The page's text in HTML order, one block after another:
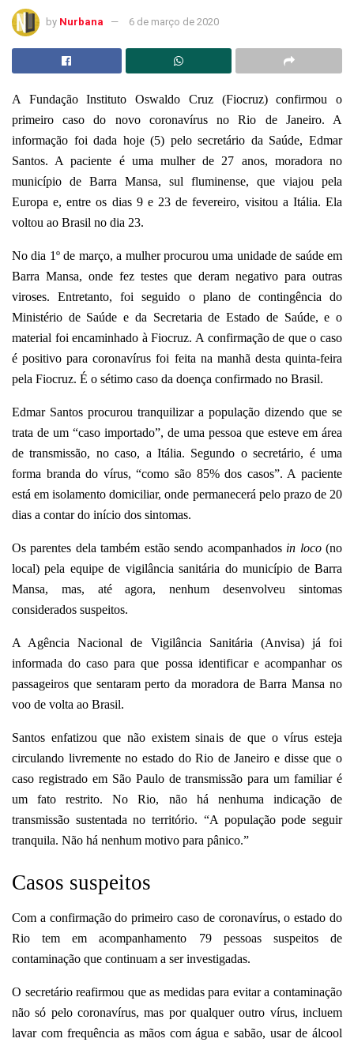
by Nurbana 6 de março de 2020
A Fundação Instituto Oswaldo Cruz (Fiocruz) confirmou o
primeiro caso do novo coronavírus no Rio de Janeiro. A
informação foi dada hoje (5) pelo secretário da Saúde, Edmar
Santos. A paciente é uma mulher de 27 anos, moradora no
município de Barra Mansa, sul fluminense, que viajou pela
Europa e, entre os dias 9 e 23 de fevereiro, visitou a Itália. Ela
voltou ao Brasil no dia 23.
No dia 1º de março, a mulher procurou uma unidade de saúde em
Barra Mansa, onde fez testes que deram negativo para outras
viroses. Entretanto, foi seguido o plano de contingência do
Ministério de Saúde e da Secretaria de Estado de Saúde, e o
material foi encaminhado à Fiocruz. A confirmação de que o caso
é positivo para coronavírus foi feita na manhã desta quinta-feira
pela Fiocruz. É o sétimo caso da doença confirmado no Brasil.
Edmar Santos procurou tranquilizar a população dizendo que se
trata de um “caso importado”, de uma pessoa que esteve em área
de transmissão, no caso, a Itália. Segundo o secretário, é uma
forma branda do vírus, “como são 85% dos casos”. A paciente
está em isolamento domiciliar, onde permanecerá pelo prazo de 20
dias a contar do início dos sintomas.
Os parentes dela também estão sendo acompanhados in loco(no
local) pela equipe de vigilância sanitária do município de Barra
Mansa, mas, até agora, nenhum desenvolveu sintomas
considerados suspeitos.
A Agência Nacional de Vigilância Sanitária (Anvisa) já foi
informada do caso para que possa identificar e acompanhar os
passageiros que sentaram perto da moradora de Barra Mansa no
voo de volta ao Brasil.
Santos enfatizou que não existem sinais de que o vírus esteja
circulando livremente no estado do Rio de Janeiro e disse que o
caso registrado em São Paulo de transmissão para um familiar é
um fato restrito. No Rio, não há nenhuma indicação de
transmissão sustentada no território. “A população pode seguir
tranquila. Não há nenhum motivo para pânico.”
Casos suspeitos
Com a confirmação do primeiro caso de coronavírus, o estado do
Rio tem em acompanhamento 79 pessoas suspeitos de
contaminação que continuam a ser investigadas.
O secretário reafirmou que as medidas para evitar a contaminação
não só pelo coronavírus, mas por qualquer outro vírus, incluem
lavar com frequência as mãos com água e sabão, usar de álcool